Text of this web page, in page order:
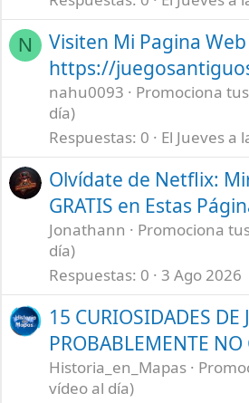
N
Visiten Mi Pagina Web
https://
nahu0093
Promociona
día)
Respuestas 0 El Jueves a
Olvídate de Netflix:
GRATIS en Estas
Jonathann
Promociona
día)
Respuestas 0 3 Ago 2026
15 CURIOSIDADES DE
PROBABLEMENTE NO
Historia_en_Mapas
vídeo al día)